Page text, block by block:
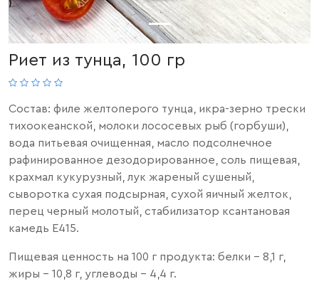
Риет из тунца, 100 гр
Состав: филе желтоперого тунца, икра-зерно трески
тихоокеанской, молоки лососевых рыб (горбуши),
вода питьевая очищенная, масло подсолнечное
рафинированное дезодорированное, соль пищевая,
крахмал кукурузный, лук жареный сушеный,
сыворотка сухая подсырная, сухой яичный желток,
перец черный молотый, стабилизатор ксантановая
камедь Е415.
Пищевая ценность на 100 г продукта: белки - 8,1 г,
жиры - 10,8 г, углеводы - 4,4 г.